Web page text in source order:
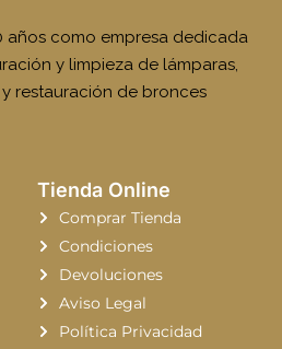
años como empresa dedicada
y limpieza de lámparas,
restauración de bronces
Tienda Online
Comprar Tienda
Condiciones
Devoluciones
Aviso Legal
Política Privacidad